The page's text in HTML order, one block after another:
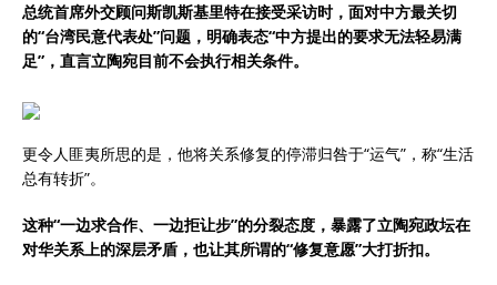
总统首席外交顾问斯凯斯基里特在接受采访时，面对中方最关切
的“台湾民意代表处”问题，明确表态“中方提出的要求无法轻易满
足”，直言立陶宛目前不会执行相关条件。
更令人匪夷所思的是，他将关系修复的停滞归咎于“运气”，称“生活
总有转折”。
这种“一边求合作、一边拒让步”的分裂态度，暴露了立陶宛政坛在
对华关系上的深层矛盾，也让其所谓的“修复意愿”大打折扣。